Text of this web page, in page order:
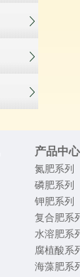
产品中心
氮肥系列
磷肥系列
钾肥系列
复合肥系
水溶肥系
腐植酸系
海藻肥系